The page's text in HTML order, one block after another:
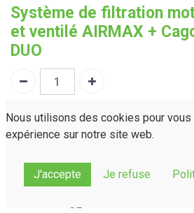
Système de filtration
et ventilé AIRMAX +
DUO
Demander un devis
Référence : PRVM3000
Normes(s) EN 12941: 1998 + A1:
SL
Nous utilisons des cookies pour vous
expérience sur notre site web.
J'accepte Je refuse